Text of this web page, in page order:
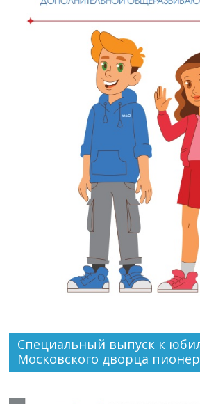
Специальный выпуск к
Московского дворца